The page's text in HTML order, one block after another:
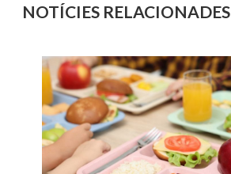
NOTÍCIES RELACIONADES